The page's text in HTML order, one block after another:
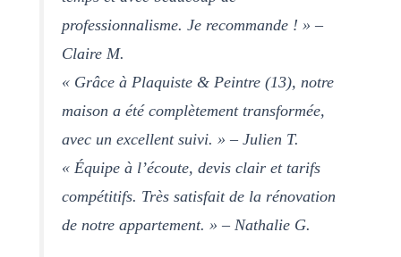
professionnalisme. Je recommande ! » –
Claire M.
« Grâce à Plaquiste & Peintre (13), notre
maison a été complètement transformée,
avec un excellent suivi. » – Julien T.
« Équipe à l’écoute, devis clair et tarifs
compétitifs. Très satisfait de la rénovation
de notre appartement. » – Nathalie G.